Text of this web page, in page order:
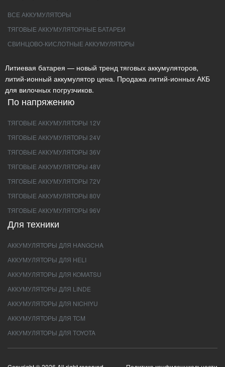
ВСЕ АККУМУЛЯТОРЫ
ТЯГОВЫЕ АККУМУЛЯТОРНЫЕ БАТАРЕИ
СВИНЦОВО-КИСЛОТНЫЕ АККУМУЛЯТОРЫ
Литиевая батарея — новый тренд тяговых аккумуляторов,
литий-ионный аккумулятор цена. Продажа литий-ионных АКБ
для вилочных погрузчиков.
По напряжению
ТЯГОВЫЕ АККУМУЛЯТОРЫ 12V
ТЯГОВЫЕ АККУМУЛЯТОРЫ 24V
ТЯГОВЫЕ АККУМУЛЯТОРЫ 36V
ТЯГОВЫЕ АККУМУЛЯТОРЫ 48V
ТЯГОВЫЕ АККУМУЛЯТОРЫ 72V
ТЯГОВЫЕ АККУМУЛЯТОРЫ 80V
ТЯГОВЫЕ АККУМУЛЯТОРЫ 96V
Для техники
АККУМУЛЯТОРЫ ДЛЯ HANGCHA
АККУМУЛЯТОРЫ ДЛЯ HELI
АККУМУЛЯТОРЫ ДЛЯ KOMATSU
АККУМУЛЯТОРЫ ДЛЯ LINDE
АККУМУЛЯТОРЫ ДЛЯ NICHIYU
АККУМУЛЯТОРЫ ДЛЯ TCM
АККУМУЛЯТОРЫ ДЛЯ TOYOTA